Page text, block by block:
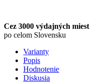
Cez 3000 výdajných miest
po celom Slovensku
Varianty
Popis
Hodnotenie
Diskusia